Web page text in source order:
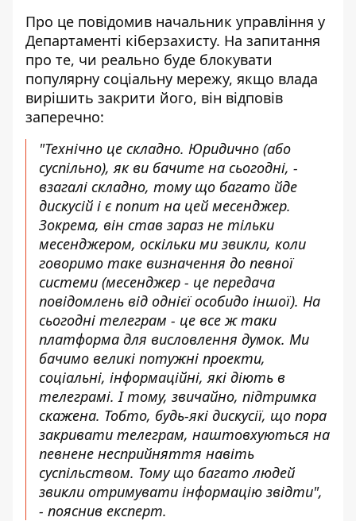
Про це повідомив начальник управління у
Департаменті кіберзахисту. На запитання
про те, чи реально буде блокувати
популярну соціальну мережу, якщо влада
вирішить закрити його, він відповів
заперечно:
"Технічно це складно. Юридично (або
суспільно), як ви бачите на сьогодні, -
взагалі складно, тому що багато йде
дискусій і є попит на цей месенджер.
Зокрема, він став зараз не тільки
месенджером, оскільки ми звикли, коли
говоримо таке визначення до певної
системи (месенджер - це передача
повідомлень від однієї особидо іншої). На
сьогодні телеграм - це все ж таки
платформа для висловлення думок. Ми
бачимо великі потужні проекти,
соціальні, інформаційні, які діють в
телеграмі. І тому, звичайно, підтримка
скажена. Тобто, будь-які дискусії, що пора
закривати телеграм, наштовхуються на
певнене несприйняття навіть
суспільством. Тому що багато людей
звикли отримувати інформацію звідти",
- пояснив експерт.